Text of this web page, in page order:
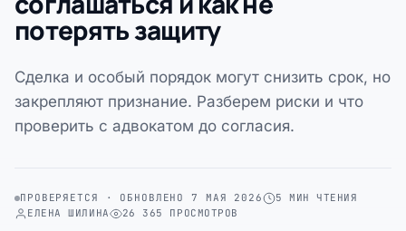
потерять защиту
Сделка и особый порядок могут снизить срок, но
закрепляют признание. Разберем риски и что
проверить с адвокатом до согласия.
ПРОВЕРЯЕТСЯ · ОБНОВЛЕНО 7 МАЯ 2026
5 МИН ЧТЕНИЯ
ЕЛЕНА ШИЛИНА
26 365 ПРОСМОТРОВ